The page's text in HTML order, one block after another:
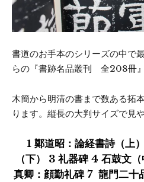
書道のお手本のシリーズの中で
らの『書跡名品叢刊 全208冊』
木簡から明清の書まで数ある拓
ります。縦長の大判サイズで見
1 鄭道昭：論経書詩（上
（下） 3 礼器碑 4 石鼓文
真卿：顔勤礼碑 7 龍門二十